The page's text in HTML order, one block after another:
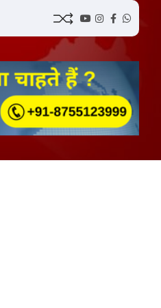
YouTube
Instagram
Facebook